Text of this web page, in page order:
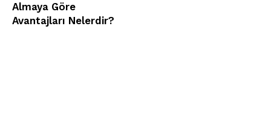
Almaya Göre
Avantajları Nelerdir?